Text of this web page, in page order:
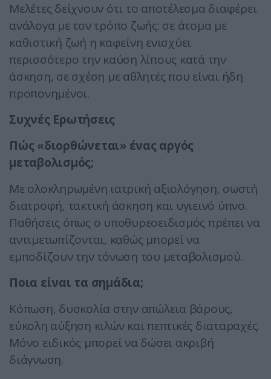
Μελέτες δείχνουν ότι το αποτέλεσμα διαφέρει
ανάλογα με τον τρόπο ζωής: σε άτομα με
καθιστική ζωή η καφεΐνη ενισχύει
περισσότερο την καύση λίπους κατά την
άσκηση, σε σχέση με αθλητές που είναι ήδη
προπονημένοι.
Συχνές Ερωτήσεις
Πώς «διορθώνεται» ένας αργός
μεταβολισμός;
Με ολοκληρωμένη ιατρική αξιολόγηση, σωστή
διατροφή, τακτική άσκηση και υγιεινό ύπνο.
Παθήσεις όπως ο υποθυρεοειδισμός πρέπει να
αντιμετωπίζονται, καθώς μπορεί να
εμποδίζουν την τόνωση του μεταβολισμού.
Ποια είναι τα σημάδια;
Κόπωση, δυσκολία στην απώλεια βάρους,
εύκολη αύξηση κιλών και πεπτικές διαταραχές.
Μόνο ειδικός μπορεί να δώσει ακριβή
διάγνωση.